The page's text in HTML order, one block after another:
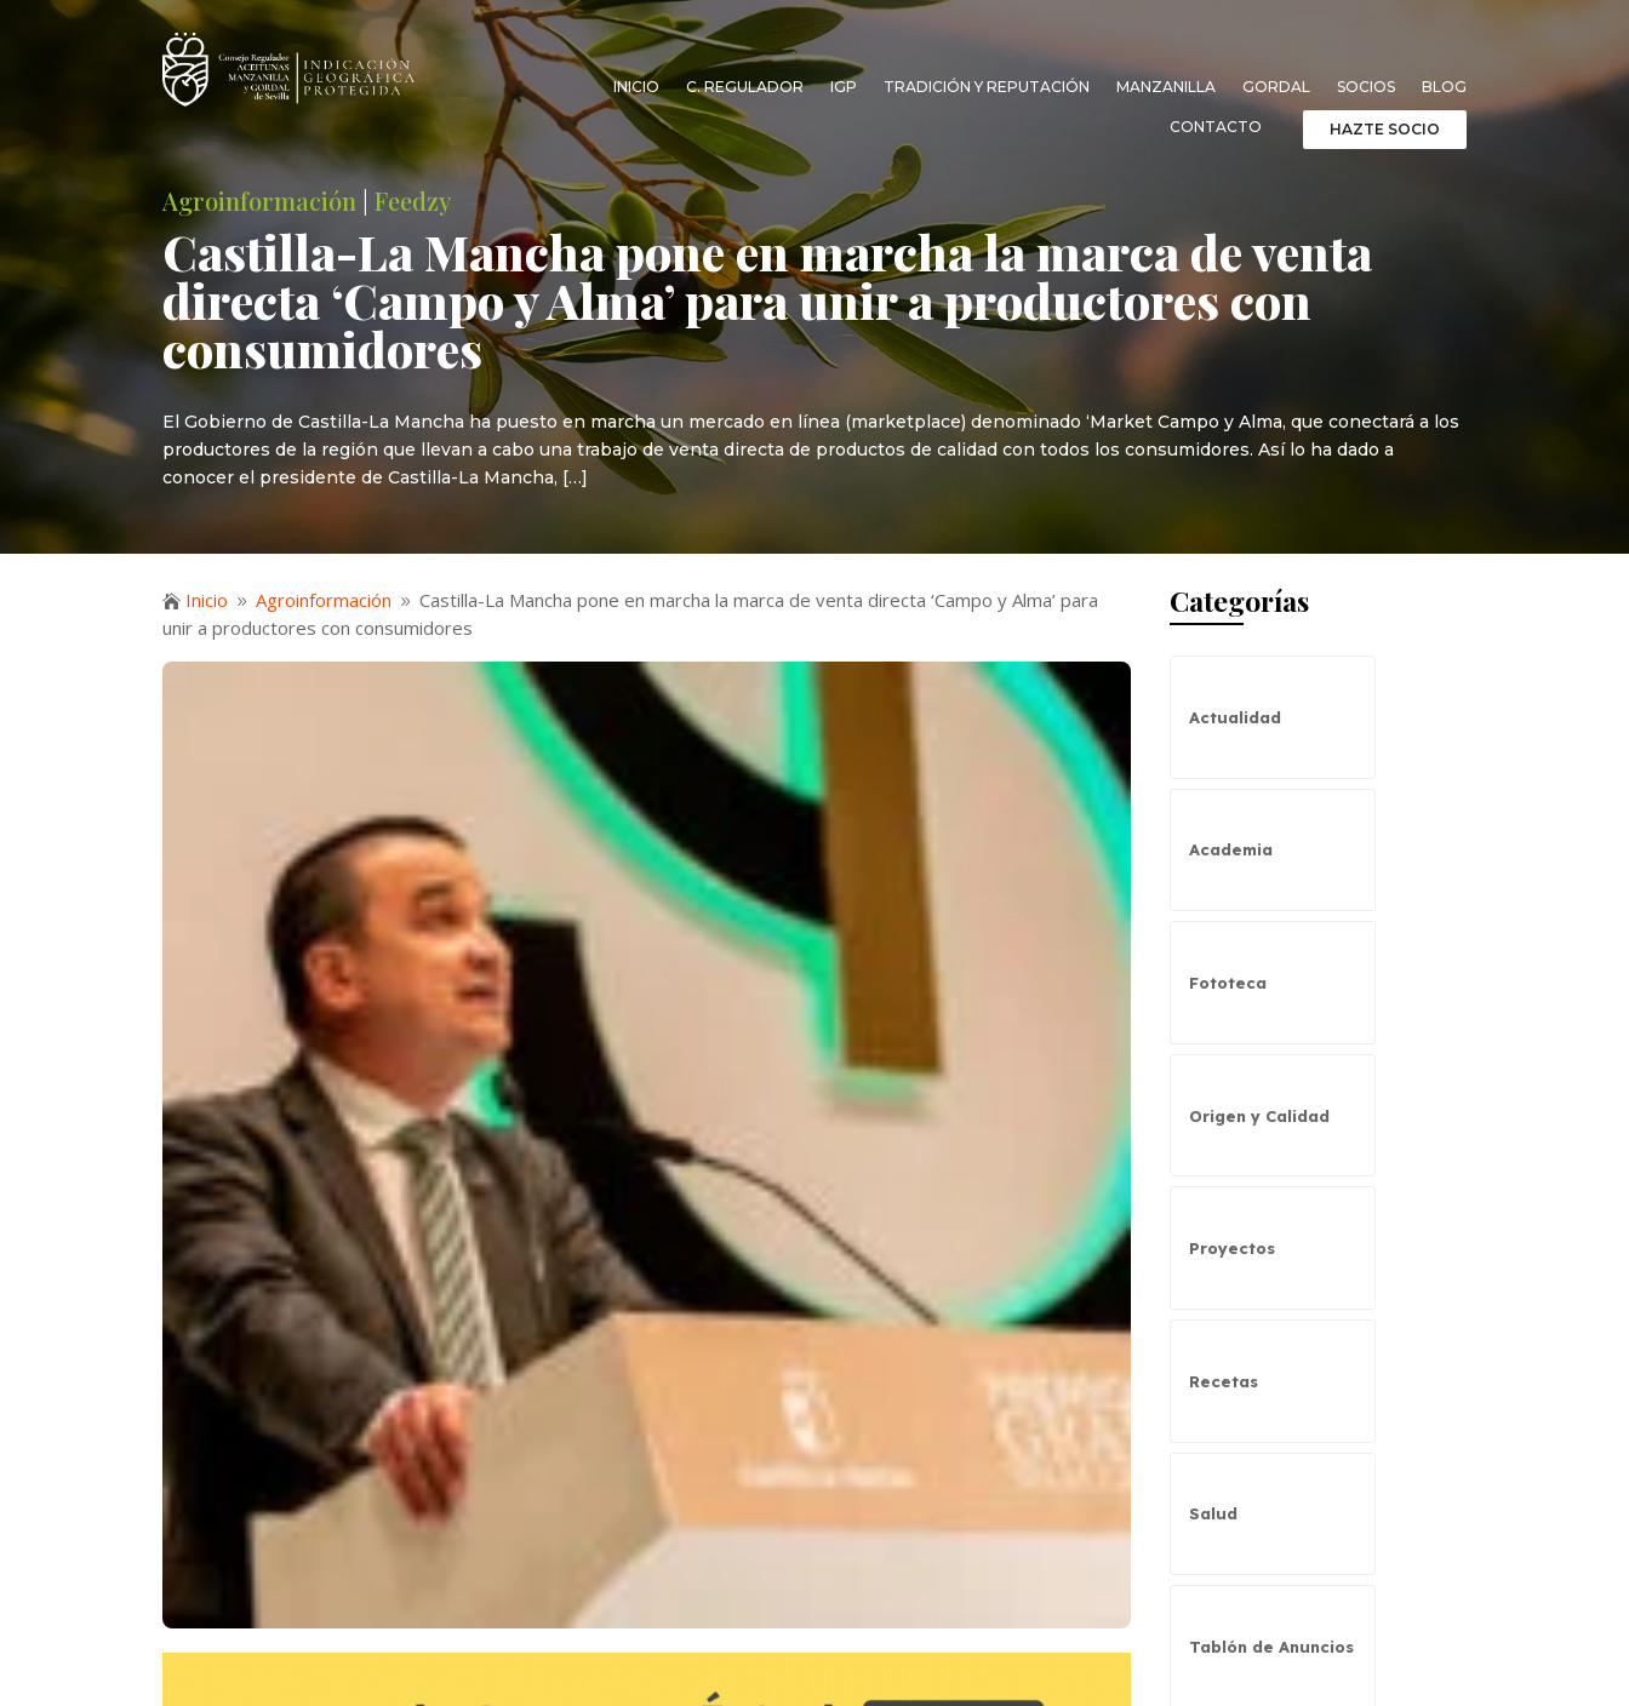
INICIO C. REGULADOR IGP TRADICIÓN Y REPUTACIÓN MANZANILLA GORDAL SOCIOS BLOG
CONTACTO HAZTE SOCIO
Agroinformación |Feedzy
Castilla-La Mancha pone en marcha la marca de venta
directa ‘Campo y Alma’ para unir a productores con
consumidores
El Gobierno de Castilla-La Mancha ha puesto en marcha un mercado en línea (marketplace) denominado ‘Market Campo y Alma, que conectará a los
productores de la región que llevan a cabo una trabajo de venta directa de productos de calidad con todos los consumidores. Así lo ha dado a
conocer el presidente de Castilla-La Mancha, […]
 Inicio 9 Agroinformación 9 Castilla-La Mancha pone en marcha la marca de venta directa ‘Campo y Alma’ para
unir a productores con consumidores
Categorías
Actualidad
Academia
Fototeca
Origen y Calidad
Proyectos
Recetas
Salud
Tablón de Anuncios